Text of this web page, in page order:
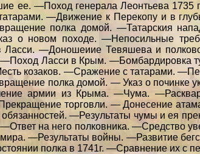
ее. —Поход генерала Леонтьева 1735
—Движение к Перекопу и в
полка домой. —Татарския
о новом походе. —Непосильные
—Доношеиие Тевяшева и
—Поход Ласси в Крым. —Бомбардировка
козаков. —Сражение с татарами.
полка домой. — Указ о починке
армии из Крыма. —Чума.
торговли. — Донесение
—Результаты чумы и ея
—Ответ на него полковника.
—Результаты войны. —Развитие
полка в 1741г. —Сравнение их с